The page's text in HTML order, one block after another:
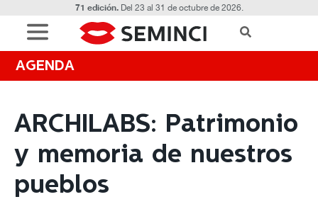
71 edición.Del 23 al 31 de octubre de 2026.
AGENDA
ARCHILABS: Patrimonio
y memoria de nuestros
pueblos